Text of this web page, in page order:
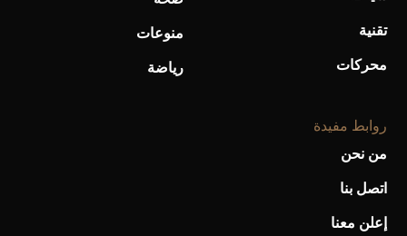
تقنية
محركات
منوعات
رياضة
روابط مفيدة
من نحن
اتصل بنا
إعلن معنا